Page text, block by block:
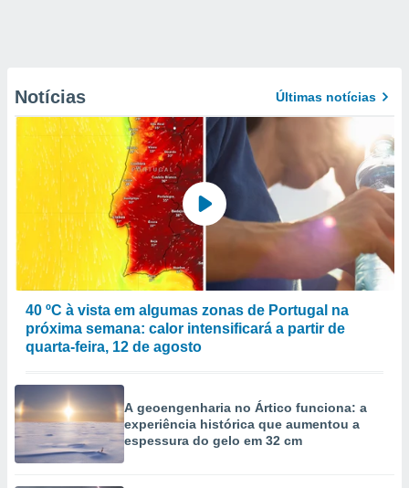
Notícias Últimas notícias
40 ºC à vista em algumas zonas de Portugal na
próxima semana: calor intensificará a partir de
quarta-feira, 12 de agosto
A geoengenharia no Ártico funciona: a
experiência histórica que aumentou a
espessura do gelo em 32 cm